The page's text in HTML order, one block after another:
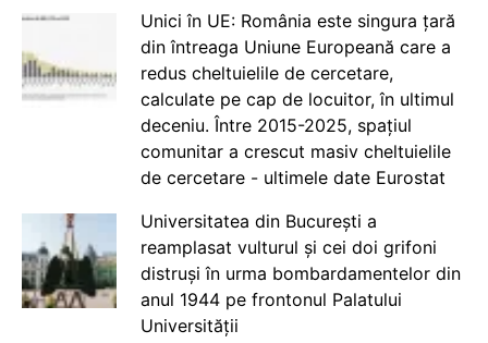
Unici în UE: România este singura țară
din întreaga Uniune Europeană care a
redus cheltuielile de cercetare,
calculate pe cap de locuitor, în ultimul
deceniu. Între 2015-2025, spațiul
comunitar a crescut masiv cheltuielile
de cercetare - ultimele date Eurostat
Universitatea din București a
reamplasat vulturul și cei doi grifoni
distruși în urma bombardamentelor din
anul 1944 pe frontonul Palatului
Universității